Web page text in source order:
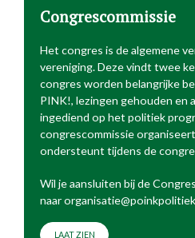
Congrescommissie
Het congres is de algemene
vereniging. Deze vindt twee
congres worden belangrijke
PINK!, lezingen gehouden en
ingediend op het politiek
congrescommissie
ondersteunt tijdens de
Wil je aansluiten bij de
naar
LAAT ZIEN